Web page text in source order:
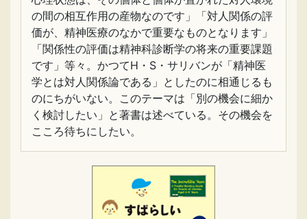
の間の相互作用の産物なのです」「対人関係の評
価が、精神医療のなかで重要なものとなります」
「関係性の評価は精神科診断学の将来の重要課題
です」等々。かつてH・S・サリバンが「精神医
学とは対人関係論である」としたのに相通じるも
のにちがいない。このテーマは「別の機会に細か
く検討したい」と著書は述べている。その機会を
こころ待ちにしたい。